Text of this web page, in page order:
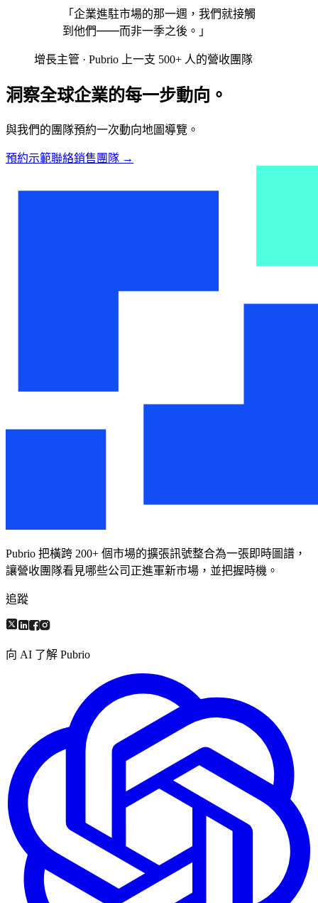
「企業進駐市場的那一週，我們就接觸
到他們——而非一季之後。」
增長主管 · Pubrio 上一支 500+ 人的營收團隊
洞察全球企業的每一步動向。
與我們的團隊預約一次動向地圖導覽。
預約示範聯絡銷售團隊 →
Pubrio 把橫跨 200+ 個市場的擴張訊號整合為一張即時圖譜，
讓營收團隊看見哪些公司正進軍新市場，並把握時機。
追蹤
向 AI 了解 Pubrio